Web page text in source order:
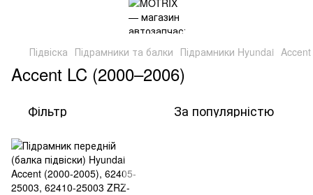
Підвіска Підрамники та балки Підрамники Hyundai Accent
Accent LC (2000–2006)
Фільтр За популярністю